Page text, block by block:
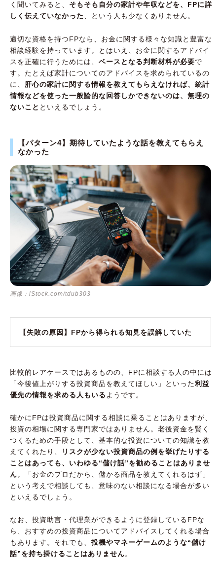
く聞いてみると、 そもそも自分の家計や年収などを、FPに詳
しく伝えていなかった、という人も少なくありません。
適切な資格を持つFPなら、お金に関する様々な知識と豊富な
相談経験を持っています。とはいえ、お金に関するアドバイ
スを正確に行うためには、 ベースとなる判断材料が必要で
す。たとえば家計についてのアドバイスを求められているの
に、 肝心の家計に関する情報を教えてもらえなければ、統計
情報などを使った一般論的な回答しかできないのは、無理の
ないこと といえるでしょう。
【パターン4】期待していたような話を教えてもらえ
なかった
画像：iStock.com/tdub303
【失敗の原因】FPから得られる知見を誤解していた
比較的レアケースではあるものの、FPに相談する人の中には
「今後値上がりする投資商品を教えてほしい」といった利益
優先の情報を求める人もいる ようです。
確かにFPは投資商品に関する相談に乗ることはありますが、
投資の相場に関する専門家ではありません。老後資金を賢く
つくるための手段として、基本的な投資についての知識を教
えてくれたり、
リスクが少ない投資商品の例を挙げたりする
ことはあっても、いわゆる“儲け話”を勧めることはありませ
ん。「お金のプロだから、儲かる商品を教えてくれるはず」
という考えで相談しても、意味のない相談になる場合が多い
といえるでしょう。
なお、投資助言・代理業ができるように登録しているFPな
ら、おすすめの投資商品についてアドバイスしてくれる場合
もあります。それでも、 投機やマネーゲームのような“儲け
話”を持ち掛けることはありません。